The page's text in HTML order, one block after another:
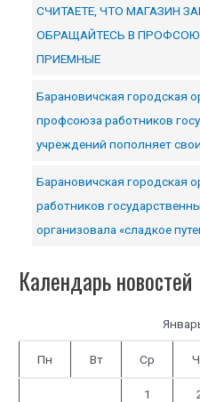
СЧИТАЕТЕ, ЧТО МАГАЗИН
ОБРАЩАЙТЕСЬ В
ПРИЕМНЫЕ
Барановичская городская
профсоюза работников
учреждений пополняет
Барановичская городская
работников
организовала «сладкое
Календарь новостей
Пн Вт Ср
1